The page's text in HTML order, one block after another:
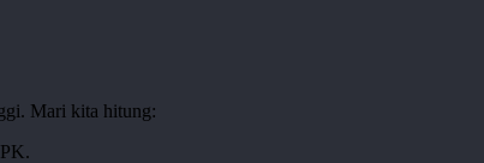
Mari kita hitung: